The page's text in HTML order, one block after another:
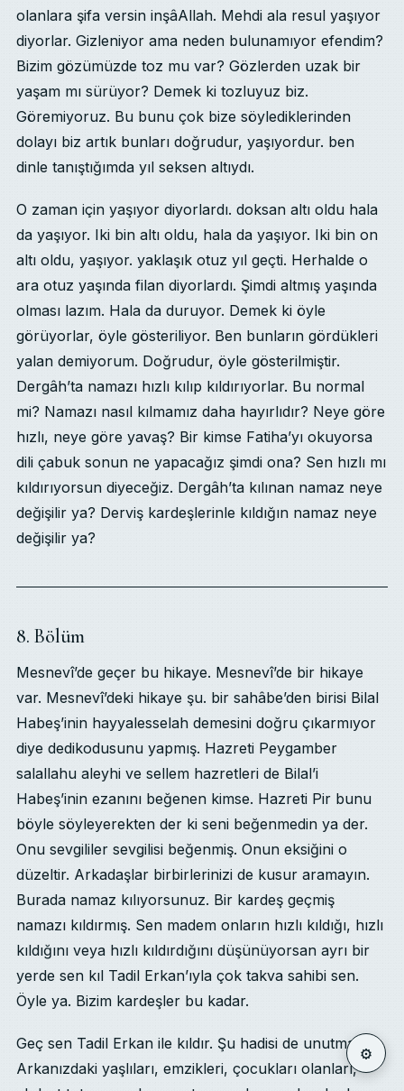
olanlara şifa versin inşâAllah. Mehdi ala resul yaşıyor
diyorlar. Gizleniyor ama neden bulunamıyor efendim?
Bizim gözümüzde toz mu var? Gözlerden uzak bir
yaşam mı sürüyor? Demek ki tozluyuz biz.
Göremiyoruz. Bu bunu çok bize söylediklerinden
dolayı biz artık bunları doğrudur, yaşıyordur. ben
dinle tanıştığımda yıl seksen altıydı.
O zaman için yaşıyor diyorlardı. doksan altı oldu hala
da yaşıyor. Iki bin altı oldu, hala da yaşıyor. Iki bin on
altı oldu, yaşıyor. yaklaşık otuz yıl geçti. Herhalde o
ara otuz yaşında filan diyorlardı. Şimdi altmış yaşında
olması lazım. Hala da duruyor. Demek ki öyle
görüyorlar, öyle gösteriliyor. Ben bunların gördükleri
yalan demiyorum. Doğrudur, öyle gösterilmiştir.
Dergâh’ta namazı hızlı kılıp kıldırıyorlar. Bu normal
mi? Namazı nasıl kılmamız daha hayırlıdır? Neye göre
hızlı, neye göre yavaş? Bir kimse Fatiha’yı okuyorsa
dili çabuk sonun ne yapacağız şimdi ona? Sen hızlı mı
kıldırıyorsun diyeceğiz. Dergâh’ta kılınan namaz neye
değişilir ya? Derviş kardeşlerinle kıldığın namaz neye
değişilir ya?
8. Bölüm
Mesnevî’de geçer bu hikaye. Mesnevî’de bir hikaye
var. Mesnevî’deki hikaye şu. bir sahâbe’den birisi Bilal
Habeş’inin hayyalesselah demesini doğru çıkarmıyor
diye dedikodusunu yapmış. Hazreti Peygamber
salallahu aleyhi ve sellem hazretleri de Bilal’i
Habeş’inin ezanını beğenen kimse. Hazreti Pir bunu
böyle söyleyerekten der ki seni beğenmedin ya der.
Onu sevgililer sevgilisi beğenmiş. Onun eksiğini o
düzeltir. Arkadaşlar birbirlerinizi de kusur aramayın.
Burada namaz kılıyorsunuz. Bir kardeş geçmiş
namazı kıldırmış. Sen madem onların hızlı kıldığı, hızlı
kıldığını veya hızlı kıldırdığını düşünüyorsan ayrı bir
yerde sen kıl Tadil Erkan’ıyla çok takva sahibi sen.
Öyle ya. Bizim kardeşler bu kadar.
Geç sen Tadil Erkan ile kıldır. Şu hadisi de unutmayın.
Arkanızdaki yaşlıları, emzikleri, çocukları olanları,
⚙